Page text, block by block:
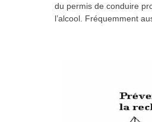
du permis de conduire
l’alcool. Fréquemment